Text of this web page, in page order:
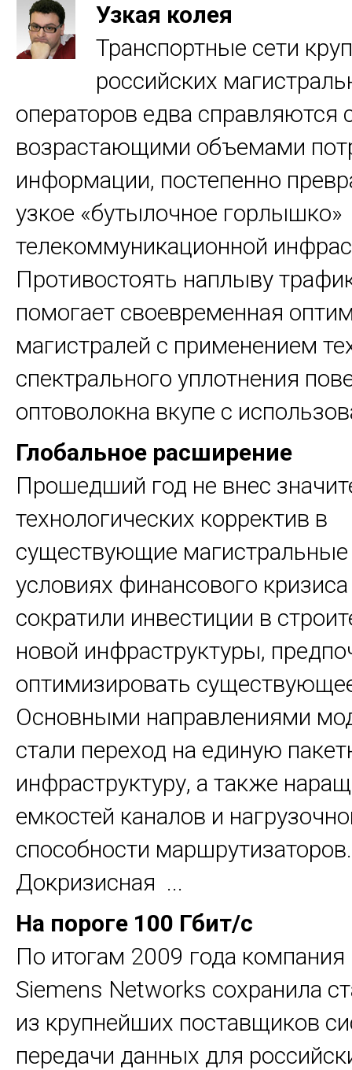
Узкая колея
Транспортные сети
российских
операторов едва справляются
возрастающими объемами
информации, постепенно
узкое «бутылочное горлышко»
телекоммуникационной
Противостоять наплыву
помогает своевременная
магистралей с применением
спектрального уплотнения
оптоволокна вкупе с
Глобальное расширение
Прошедший год не внес
технологических корректив в
существующие магистральные
условиях финансового
сократили инвестиции в
новой инфраструктуры,
оптимизировать
Основными направлениями
стали переход на единую
инфраструктуру, а также
емкостей каналов и
способности маршрутизаторов.
Докризисная ...
На пороге 100 Гбит/с
По итогам 2009 года компания
Siemens Networks сохранила
из крупнейших поставщиков
передачи данных для